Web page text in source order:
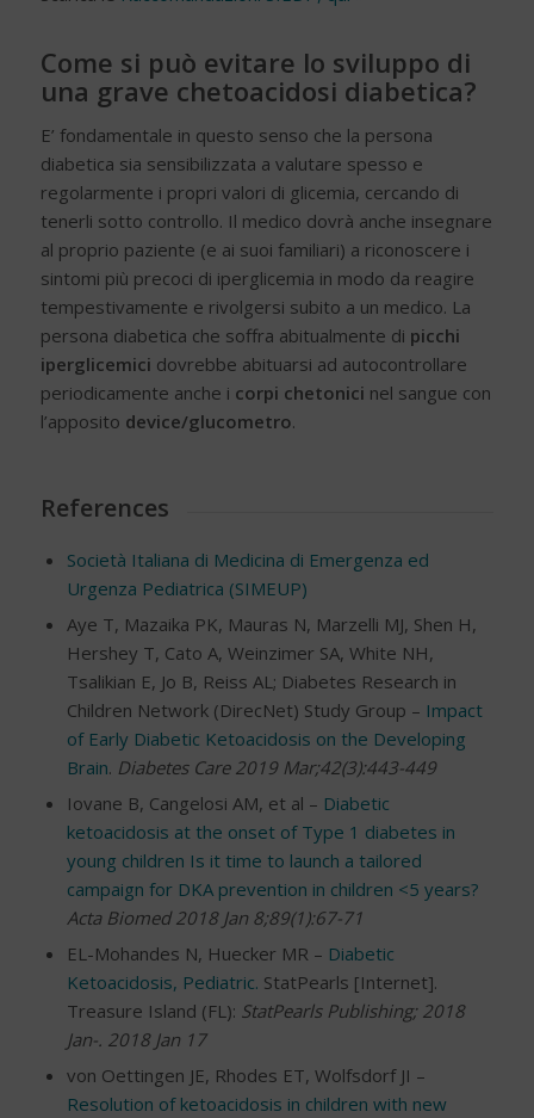
Come si può evitare lo sviluppo di
una grave chetoacidosi diabetica?
E’ fondamentale in questo senso che la persona
diabetica sia sensibilizzata a valutare spesso e
regolarmente i propri valori di glicemia, cercando di
tenerli sotto controllo. Il medico dovrà anche insegnare
al proprio paziente (e ai suoi familiari) a riconoscere i
sintomi più precoci di iperglicemia in modo da reagire
tempestivamente e rivolgersi subito a un medico. La
persona diabetica che soffra abitualmente di picchi
iperglicemici dovrebbe abituarsi ad autocontrollare
periodicamente anche i corpi chetonici nel sangue con
l’apposito device/glucometro.
References
Società Italiana di Medicina di Emergenza ed
Urgenza Pediatrica (SIMEUP)
Aye T, Mazaika PK, Mauras N, Marzelli MJ, Shen H,
Hershey T, Cato A, Weinzimer SA, White NH,
Tsalikian E, Jo B, Reiss AL; Diabetes Research in
Children Network (DirecNet) Study Group – Impact
of Early Diabetic Ketoacidosis on the Developing
Brain. Diabetes Care 2019 Mar;42(3):443-449
Iovane B, Cangelosi AM, et al – Diabetic
ketoacidosis at the onset of Type 1 diabetes in
young children Is it time to launch a tailored
campaign for DKA prevention in children <5 years?
Acta Biomed 2018 Jan 8;89(1):67-71
EL-Mohandes N, Huecker MR – Diabetic
Ketoacidosis, Pediatric. StatPearls [Internet].
Treasure Island (FL): StatPearls Publishing; 2018
Jan-. 2018 Jan 17
von Oettingen JE, Rhodes ET, Wolfsdorf JI –
Resolution of ketoacidosis in children with new